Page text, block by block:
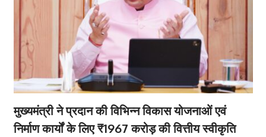
मुख्यमंत्री ने प्रदान की विभिन्न विकास योजनाओं एवं
निर्माण कार्यों के लिए ₹1967 करोड़ की वित्तीय स्वीकृति